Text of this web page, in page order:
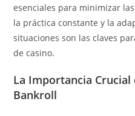
esenciales para minimizar
la práctica constante y la
situaciones son las claves
de casino.
La Importancia Crucial
Bankroll